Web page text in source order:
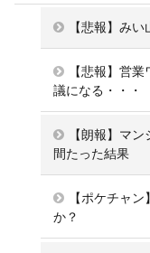
【悲報】み
【悲報】営
議になる・・・
【朗報】マ
間たった結果
【ポケチャ
か？